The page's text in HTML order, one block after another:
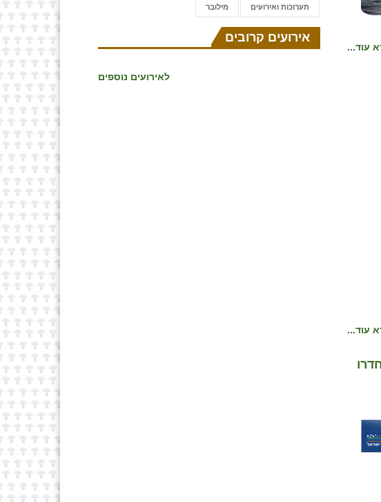
עוד...
עוד...
תערוכות ואירועים ⁨מילובר
אירועים קרובים
לאירועים נוספים